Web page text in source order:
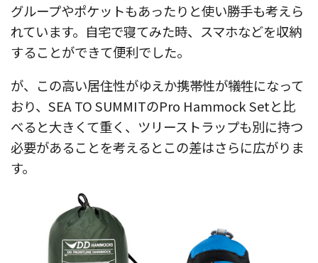
グループやポケットもあったりと使い勝手も考えら
れています。自宅で寝てみた時、スマホなどを収納
することができて便利でした。
が、この高い居住性がゆえか携帯性が犠牲になって
おり、SEA TO SUMMITのPro Hammock Setと比
べると大きくて重く、ツリーストラップも別に持つ
必要があることを考えるとこの差はさらに広がりま
す。